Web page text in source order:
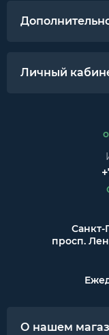
Личный
Санкт-
просп.
О нашем